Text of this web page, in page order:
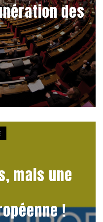
des
mais une
!